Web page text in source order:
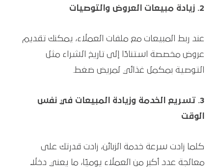
2. زيادة مبيعات العروض والتوصيات
عند ربط المبيعات مع ملفات العملاء، يمكنك تقديم
عروض مخصصة استنادًا إلى تاريخ الشراء مثل
التوصية بمكمل غذائي لمريض ضغط.
3. تسريع الخدمة وزيادة المبيعات في نفس
الوقت
كلما زادت سرعة خدمة الزبائن، زادت قدرتك على
معالجة عدد أكبر من العملاء يوميًا، ما يعني دخلًا